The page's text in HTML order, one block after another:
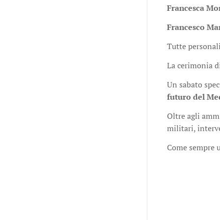
Francesca
Francesco
Tutte
La cerimonia
Un sabato
futuro del
Oltre agli
militari,
Come